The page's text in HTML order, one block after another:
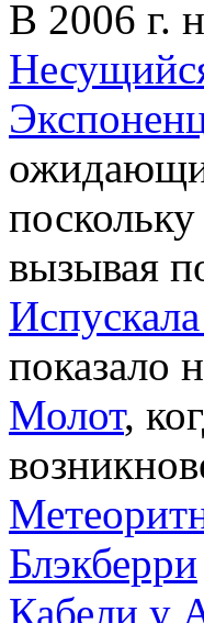
В 2006 г.
вызывая
показало
Молот,
Блэкберри
Кабели у